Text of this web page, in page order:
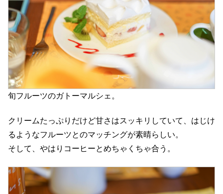
旬フルーツのガトーマルシェ。
クリームたっぷりだけど甘さはスッキリしていて、はじけ
るようなフルーツとのマッチングが素晴らしい。
そして、やはりコーヒーとめちゃくちゃ合う。